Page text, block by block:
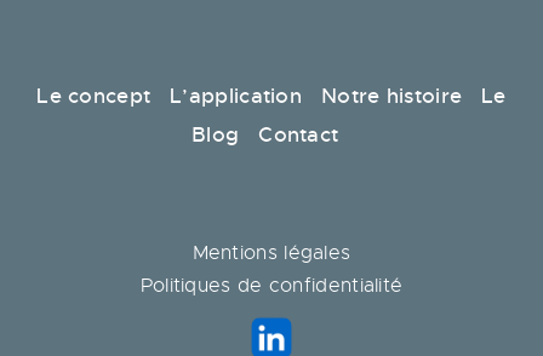
Le concept L’application Notre histoire
Le
Blog
Contact
Mentions légales
Politiques de confidentialité